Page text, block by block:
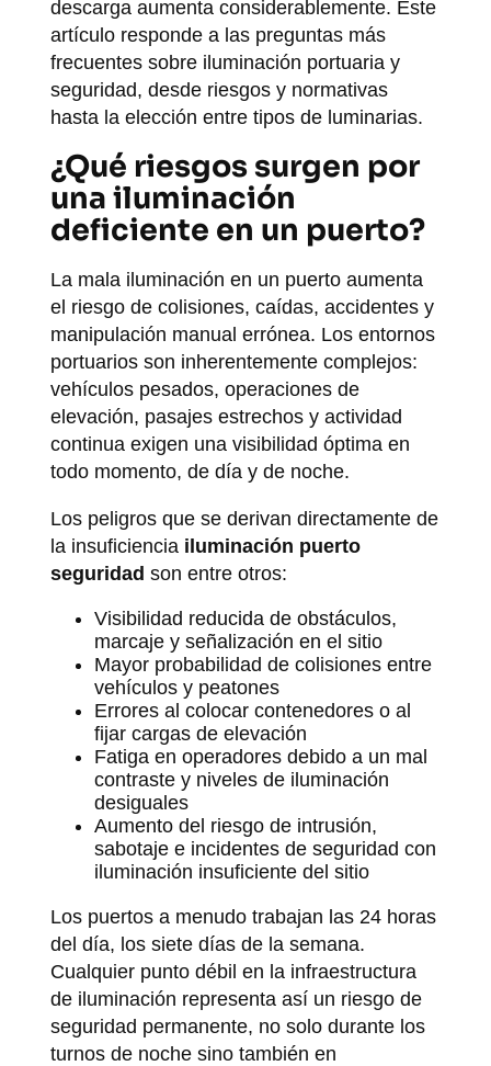
descarga aumenta considerablemente. Este
artículo responde a las preguntas más
frecuentes sobre iluminación portuaria y
seguridad, desde riesgos y normativas
hasta la elección entre tipos de luminarias.
¿Qué riesgos surgen por
una iluminación
deficiente en un puerto?
La mala iluminación en un puerto aumenta
el riesgo de colisiones, caídas, accidentes y
manipulación manual errónea. Los entornos
portuarios son inherentemente complejos:
vehículos pesados, operaciones de
elevación, pasajes estrechos y actividad
continua exigen una visibilidad óptima en
todo momento, de día y de noche.
Los peligros que se derivan directamente de
la insuficiencia iluminación puerto
seguridad son entre otros:
Visibilidad reducida de obstáculos,
marcaje y señalización en el sitio
Mayor probabilidad de colisiones entre
vehículos y peatones
Errores al colocar contenedores o al
fijar cargas de elevación
Fatiga en operadores debido a un mal
contraste y niveles de iluminación
desiguales
Aumento del riesgo de intrusión,
sabotaje e incidentes de seguridad con
iluminación insuficiente del sitio
Los puertos a menudo trabajan las 24 horas
del día, los siete días de la semana.
Cualquier punto débil en la infraestructura
de iluminación representa así un riesgo de
seguridad permanente, no solo durante los
turnos de noche sino también en